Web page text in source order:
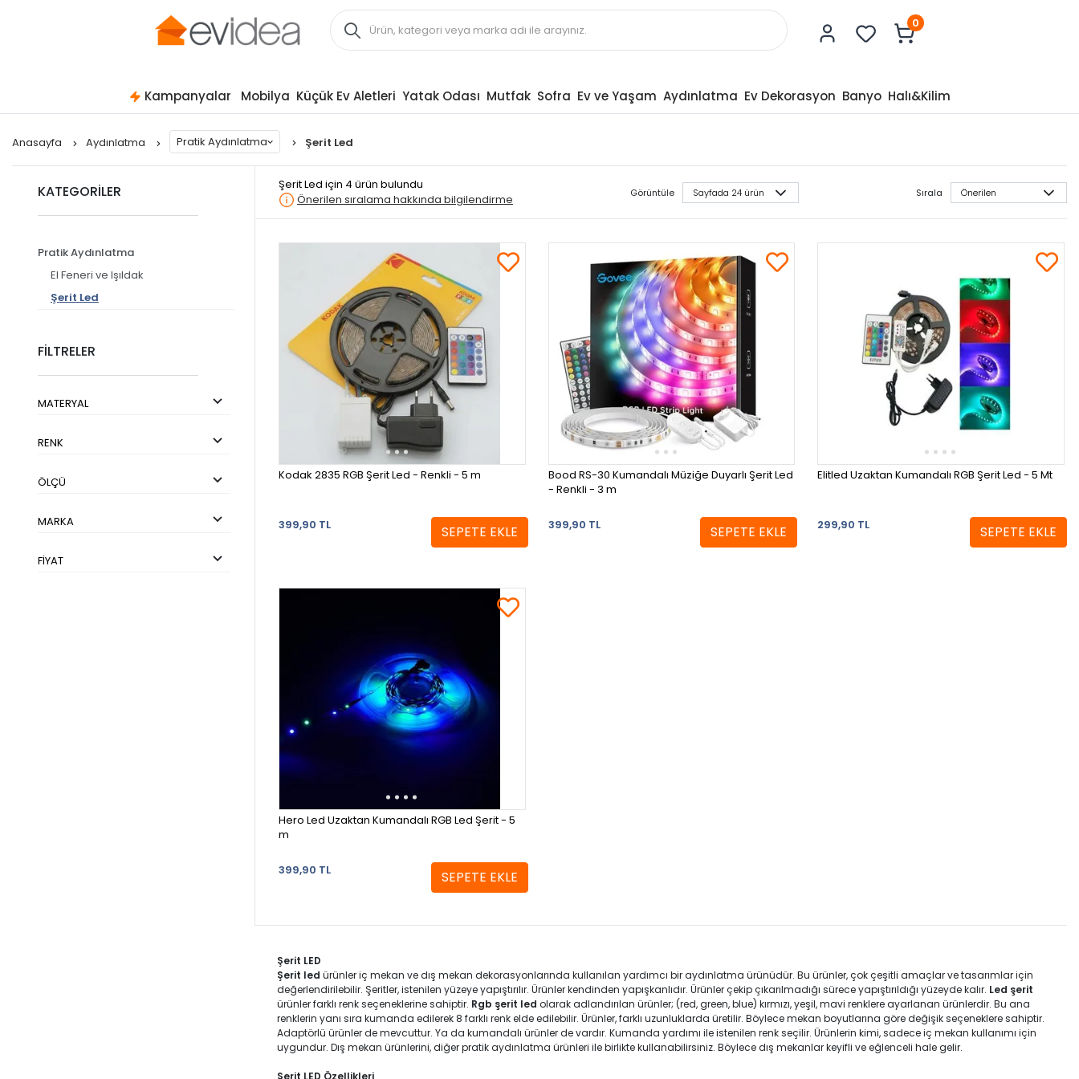
0
Kampanyalar Mobilya Küçük Ev Aletleri Yatak Odası Mutfak Sofra Ev ve Yaşam Aydınlatma Ev Dekorasyon Banyo Halı&Kilim
Anasayfa Aydınlatma Pratik Aydınlatma Şerit Led
KATEGORİLER
Pratik Aydınlatma
El Feneri ve Işıldak
Şerit Led
FİLTRELER
MATERYAL
RENK
ÖLÇÜ
MARKA
FIYAT
Şerit Led için 4 ürün bulundu
Önerilen sıralama hakkında bilgilendirme
Görüntüle Sırala
Kodak 2835 RGB Şerit Led - Renkli - 5 m
399,90 TL SEPETE EKLE
Bood RS-30 Kumandalı Müziğe Duyarlı Şerit Led
- Renkli - 3 m
399,90 TL SEPETE EKLE
Elitled Uzaktan Kumandalı RGB Şerit Led - 5 Mt
299,90 TL SEPETE EKLE
Hero Led Uzaktan Kumandalı RGB Led Şerit - 5
m
399,90 TL SEPETE EKLE
Şerit LED
Şerit led ürünler iç mekan ve dış mekan dekorasyonlarında kullanılan yardımcı bir aydınlatma ürünüdür. Bu ürünler, çok çeşitli amaçlar ve tasarımlar için
değerlendirilebilir. Şeritler, istenilen yüzeye yapıştırılır. Ürünler kendinden yapışkanlıdır. Ürünler çekip çıkarılmadığı sürece yapıştırıldığı yüzeyde kalır. Led şerit
ürünler farklı renk seçeneklerine sahiptir. Rgb şerit led olarak adlandırılan ürünler; (red, green, blue) kırmızı, yeşil, mavi renklere ayarlanan ürünlerdir. Bu ana
renklerin yanı sıra kumanda edilerek 8 farklı renk elde edilebilir. Ürünler, farklı uzunluklarda üretilir. Böylece mekan boyutlarına göre değişik seçeneklere sahiptir.
Adaptörlü ürünler de mevcuttur. Ya da kumandalı ürünler de vardır. Kumanda yardımı ile istenilen renk seçilir. Ürünlerin kimi, sadece iç mekan kullanımı için
uygundur. Dış mekan ürünlerini, diğer pratikaydınlatma ürünleri ile birlikte kullanabilirsiniz. Böylece dış mekanlar keyifli ve eğlenceli hale gelir.